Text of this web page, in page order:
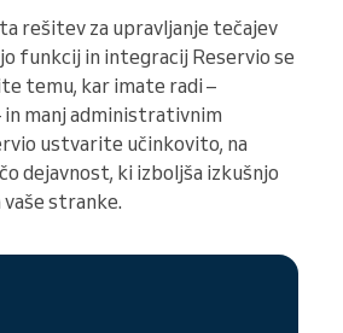
rešitev za upravljanje tečajev
funkcij in integracij Reservio se
temu, kar imate radi –
in manj administrativnim
ustvarite učinkovito, na
dejavnost, ki izboljša izkušnjo
vaše stranke.